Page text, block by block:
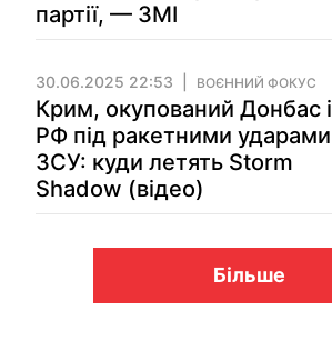
партії, — ЗМІ
30.06.2025 22:53 ВОЄННИЙ ФОКУС
Крим, окупований Донбас і
РФ під ракетними ударами
ЗСУ: куди летять Storm
Shadow (відео)
Більше